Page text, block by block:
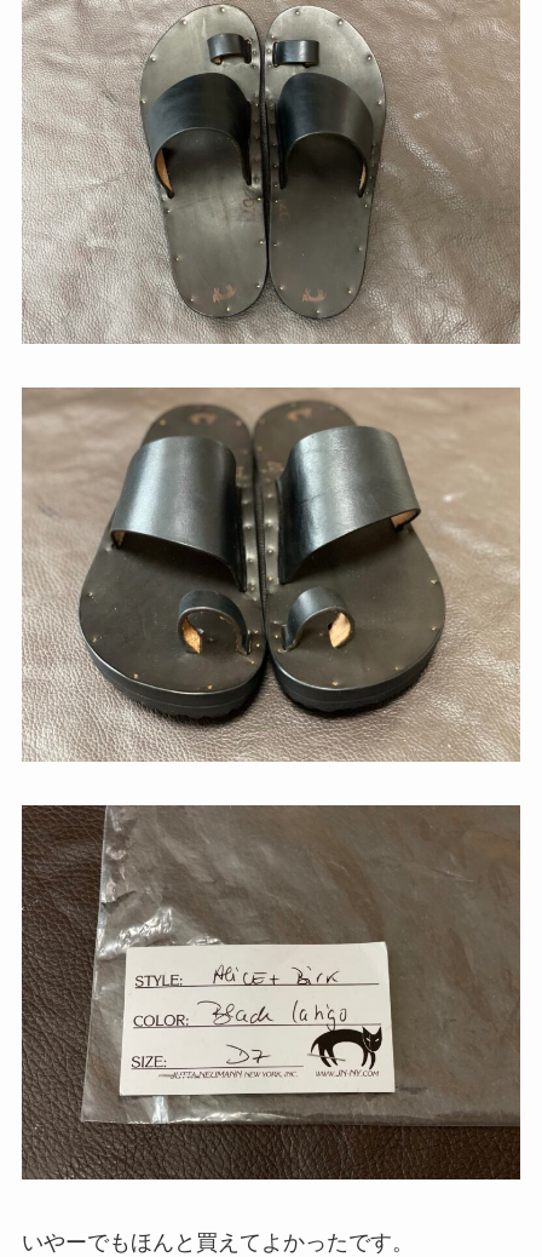
いやーでもほんと買えてよかったです。